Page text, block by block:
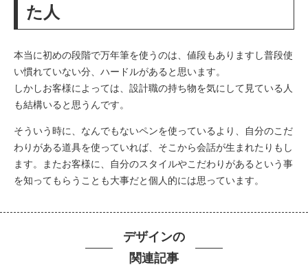
た人
本当に初めの段階で万年筆を使うのは、値段もありますし普段使
い慣れていない分、ハードルがあると思います。
しかしお客様によっては、設計職の持ち物を気にして見ている人
も結構いると思うんです。
そういう時に、なんでもないペンを使っているより、自分のこだ
わりがある道具を使っていれば、そこから会話が生まれたりもし
ます。またお客様に、自分のスタイルやこだわりがあるという事
を知ってもらうことも大事だと個人的には思っています。
デザインの
関連記事